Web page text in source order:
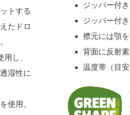
トする
たドロ
し、
湿性に
使用。
ジッパー付
ジッパー付
襟元には顎
背面に反射
温度帯（目